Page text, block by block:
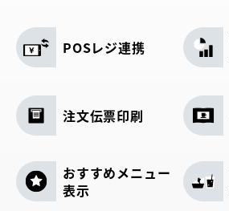
POSレジ連携
注文伝票印刷
おすすめメニュー
表示